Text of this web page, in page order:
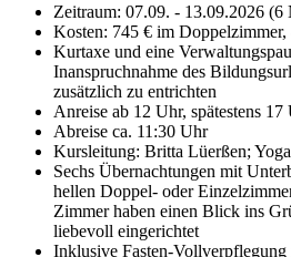
Zeitraum: 07.09. - 13.09.2026 (6
Kosten: 745 € im
Kurtaxe und eine
Inanspruchnahme des
zusätzlich zu entrichten
Anreise ab 12 Uhr, spätestens 17
Abreise ca. 11:30 Uhr
Kursleitung: Britta Lüerßen;
Sechs Übernachtungen mit
hellen Doppel- oder
Zimmer haben einen Blick ins
liebevoll eingerichtet
Inklusive Fasten-